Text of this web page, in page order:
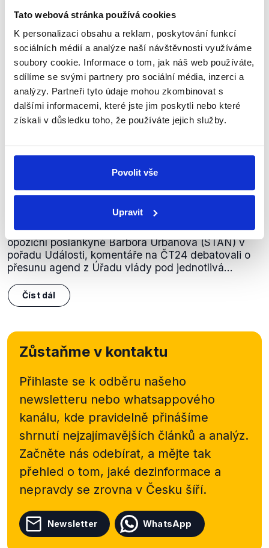
Tato webová stránka používá cookies
K personalizaci obsahu a reklam, poskytování funkcí
sociálních médií a analýze naší návštěvnosti využíváme
soubory cookie. Informace o tom, jak náš web používáte,
sdílíme se svými partnery pro sociální média, inzerci a
analýzy. Partneři tyto údaje mohou zkombinovat s
dalšími informacemi, které jste jim poskytli nebo které
získali v důsledku toho, že používáte jejich služby.
Povolit vše
Upravit
OVĚŘENO
Přesun agend z Úřadu vlády očima
vlády a opozice
Ministr práce a sociálních věcí Aleš Juchelka a
opoziční poslankyně Barbora Urbanová (STAN) v
pořadu Události, komentáře na ČT24 debatovali o
přesunu agend z Úřadu vlády pod jednotlivá...
Číst dál
Zůstaňme v kontaktu
Přihlaste se k odběru našeho
newsletteru nebo whatsappového
kanálu, kde pravidelně přinášíme
shrnutí nejzajímavějších článků a analýz.
Začněte nás odebírat, a mějte tak
přehled o tom, jaké dezinformace a
nepravdy se zrovna v Česku šíří.
Newsletter WhatsApp